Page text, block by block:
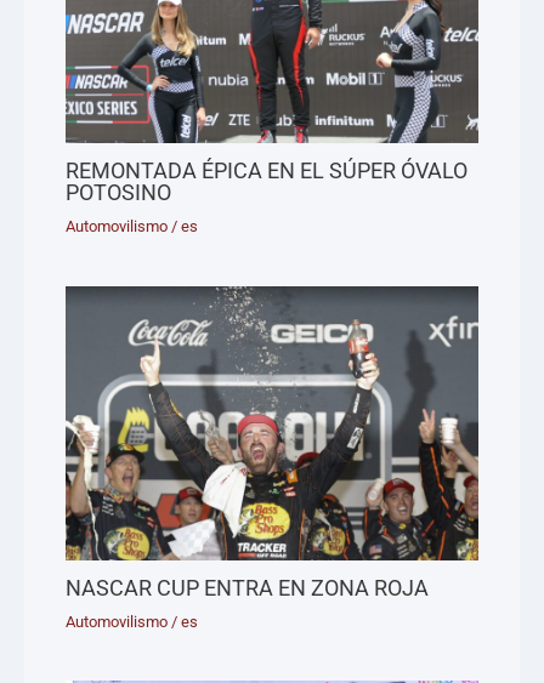
REMONTADA ÉPICA EN EL SÚPER ÓVALO
POTOSINO
Automovilismo /es
NASCAR CUP ENTRA EN ZONA ROJA
Automovilismo /es